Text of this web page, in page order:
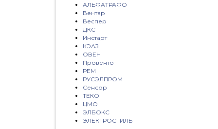
АЛЬФАТРАФО
Вентар
Веспер
ДКС
Инстарт
КЭАЗ
ОВЕН
Провенто
РЕМ
РУСЭЛПРОМ
Сенсор
ТЕКО
ЦМО
ЭЛБОКС
ЭЛЕКТРОСТИЛЬ